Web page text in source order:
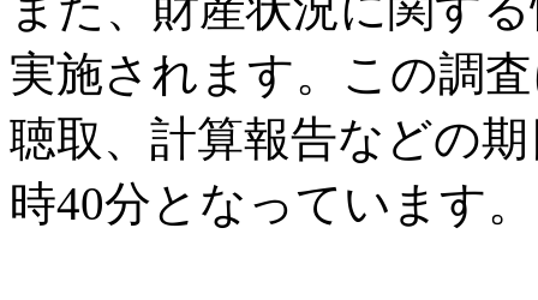
実施されます。この調
聴取、計算報告などの
時40分となっています。